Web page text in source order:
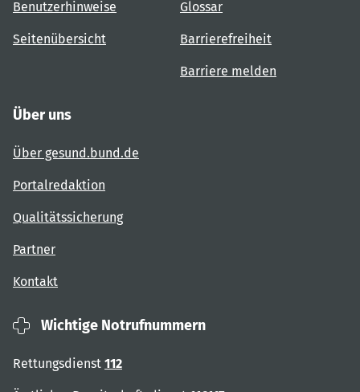
Benutzerhinweise
Seitenübersicht
Glossar
Barrierefreiheit
Barriere melden
Über uns
Über gesund.bund.de
Portalredaktion
Qualitätssicherung
Partner
Kontakt
Wichtige Notrufnummern
Rettungsdienst 112